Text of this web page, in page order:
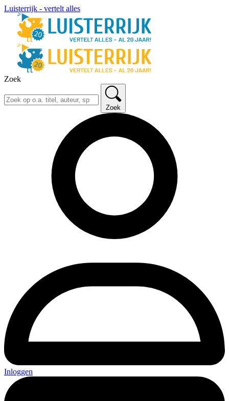
Luisterrijk - vertelt alles
Zoek
Zoek
Inloggen